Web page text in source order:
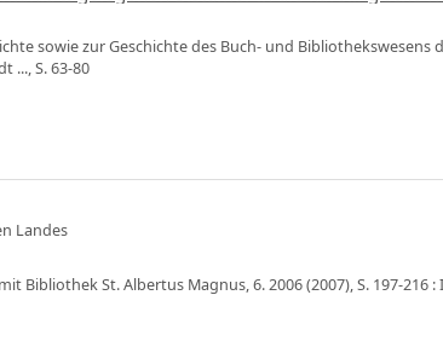
sowie zur Geschichte des Buch- und Bibliothekswesens
..., S. 63-80
Landes
Bibliothek St. Albertus Magnus, 6. 2006 (2007), S. 197-216 :